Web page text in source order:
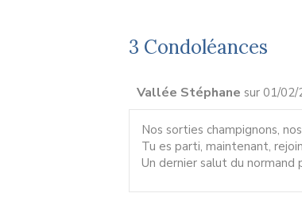
3 Condoléances
Vallée Stéphane sur 01/02/
Nos sorties champignons,
Tu es parti, maintenant,
Un dernier salut du normand